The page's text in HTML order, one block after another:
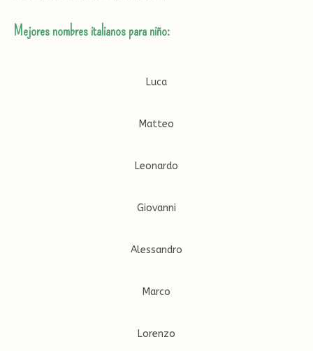
Mejores nombres italianos para niño:
Luca
Matteo
Leonardo
Giovanni
Alessandro
Marco
Lorenzo